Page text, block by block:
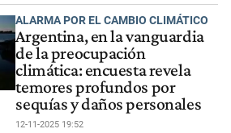
ALARMA POR EL CAMBIO CLIMÁTICO
Argentina, en la vanguardia
de la preocupación
climática: encuesta revela
temores profundos por
sequías y daños personales
12-11-2025 19:52